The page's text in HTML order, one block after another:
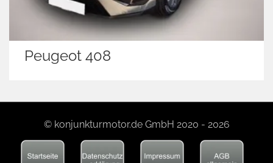
Peugeot 408
© konjunkturmotor.de GmbH 2020 - 2026